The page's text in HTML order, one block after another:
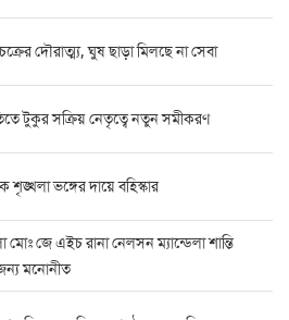
দৌরাত্ম্য, ঘুষ ছাড়া মিলছে না সেবা
টুকুর সক্রিয় নেতৃত্বে নতুন সমীকরণ
ভঙ্গের দায়ে বহিস্কার
মোঃ জে এইচ রানা নেলসন ম্যান্ডেলা শান্তি
মনোনীত